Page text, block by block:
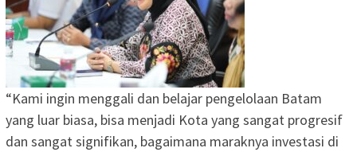
“Kami ingin menggali dan belajar pengelolaan Batam
yang luar biasa, bisa menjadi Kota yang sangat progresif
dan sangat signifikan, bagaimana maraknya investasi di